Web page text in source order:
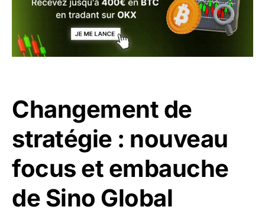
Changement de
stratégie : nouveau
focus et embauche
de Sino Global